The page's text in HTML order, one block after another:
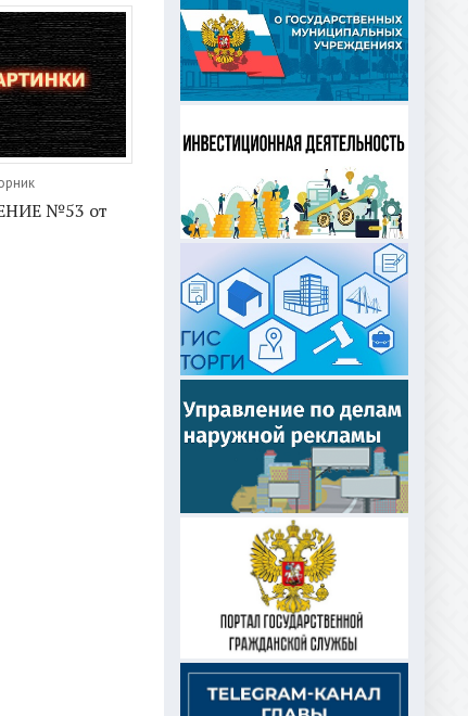
№53 от